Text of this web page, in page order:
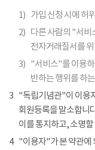
1) 가입 신청 시에 허
2) 다른 사람의 "서비
전자거래질서를
3) "서비스"를 이용하
반하는 행위를 하
3 "독립기념관"이 이용
회원등록을 말소합니
이를 통지하고, 소명
4
"이용자"가 본 약관에